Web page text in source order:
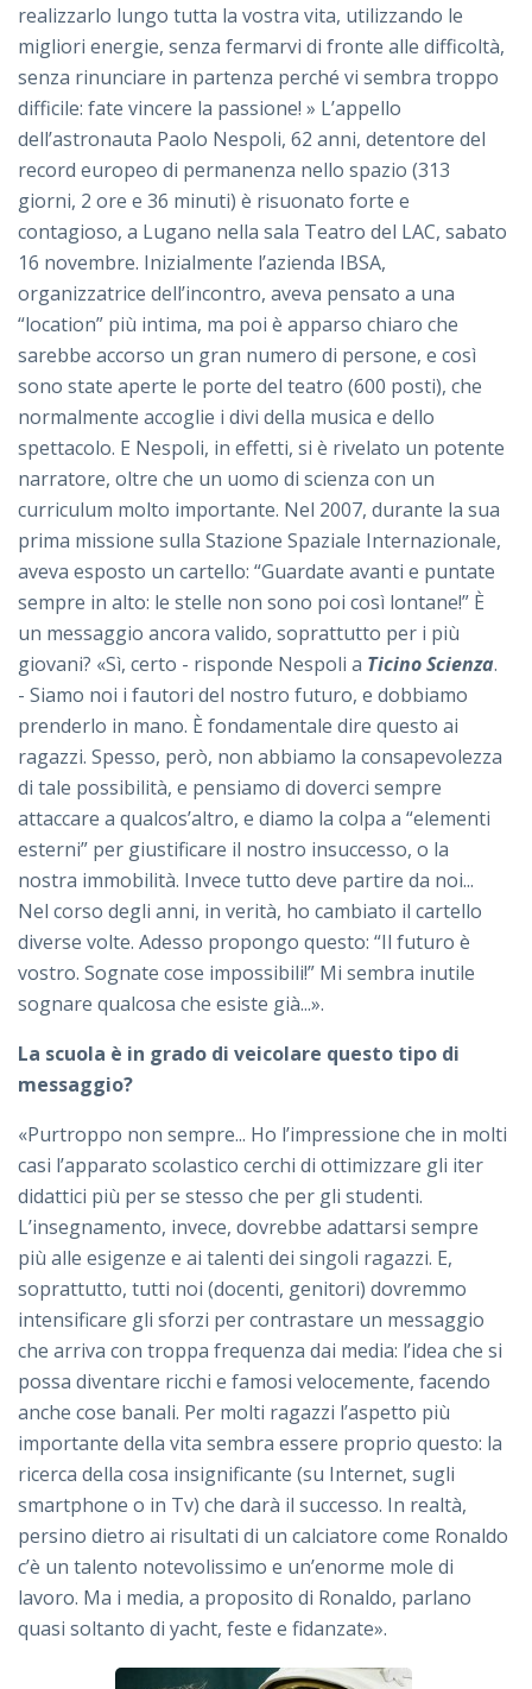
realizzarlo lungo tutta la vostra vita, utilizzando le
migliori energie, senza fermarvi di fronte alle difficoltà,
senza rinunciare in partenza perché vi sembra troppo
difficile: fate vincere la passione! » L’appello
dell’astronauta Paolo Nespoli, 62 anni, detentore del
record europeo di permanenza nello spazio (313
giorni, 2 ore e 36 minuti) è risuonato forte e
contagioso, a Lugano nella sala Teatro del LAC, sabato
16 novembre. Inizialmente l’azienda IBSA,
organizzatrice dell’incontro, aveva pensato a una
“location” più intima, ma poi è apparso chiaro che
sarebbe accorso un gran numero di persone, e così
sono state aperte le porte del teatro (600 posti), che
normalmente accoglie i divi della musica e dello
spettacolo. E Nespoli, in effetti, si è rivelato un potente
narratore, oltre che un uomo di scienza con un
curriculum molto importante. Nel 2007, durante la sua
prima missione sulla Stazione Spaziale Internazionale,
aveva esposto un cartello: “Guardate avanti e puntate
sempre in alto: le stelle non sono poi così lontane!” È
un messaggio ancora valido, soprattutto per i più
giovani? «Sì, certo - risponde Nespoli a Ticino Scienza.
- Siamo noi i fautori del nostro futuro, e dobbiamo
prenderlo in mano. È fondamentale dire questo ai
ragazzi. Spesso, però, non abbiamo la consapevolezza
di tale possibilità, e pensiamo di doverci sempre
attaccare a qualcos’altro, e diamo la colpa a “elementi
esterni” per giustificare il nostro insuccesso, o la
nostra immobilità. Invece tutto deve partire da noi...
Nel corso degli anni, in verità, ho cambiato il cartello
diverse volte. Adesso propongo questo: “Il futuro è
vostro. Sognate cose impossibili!” Mi sembra inutile
sognare qualcosa che esiste già...».
La scuola è in grado di veicolare questo tipo di
messaggio?
«Purtroppo non sempre... Ho l’impressione che in molti
casi l’apparato scolastico cerchi di ottimizzare gli iter
didattici più per se stesso che per gli studenti.
L’insegnamento, invece, dovrebbe adattarsi sempre
più alle esigenze e ai talenti dei singoli ragazzi. E,
soprattutto, tutti noi (docenti, genitori) dovremmo
intensificare gli sforzi per contrastare un messaggio
che arriva con troppa frequenza dai media: l’idea che si
possa diventare ricchi e famosi velocemente, facendo
anche cose banali. Per molti ragazzi l’aspetto più
importante della vita sembra essere proprio questo: la
ricerca della cosa insignificante (su Internet, sugli
smartphone o in Tv) che darà il successo. In realtà,
persino dietro ai risultati di un calciatore come Ronaldo
c’è un talento notevolissimo e un’enorme mole di
lavoro. Ma i media, a proposito di Ronaldo, parlano
quasi soltanto di yacht, feste e fidanzate».